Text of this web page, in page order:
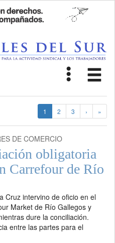
Toggle
1 2 3 › »
DE COMERCIO
obligatoria
Carrefour de Río
Cruz intervino de oficio en el
Market de Río Gallegos y
dure la conciliación.
entre las partes para el